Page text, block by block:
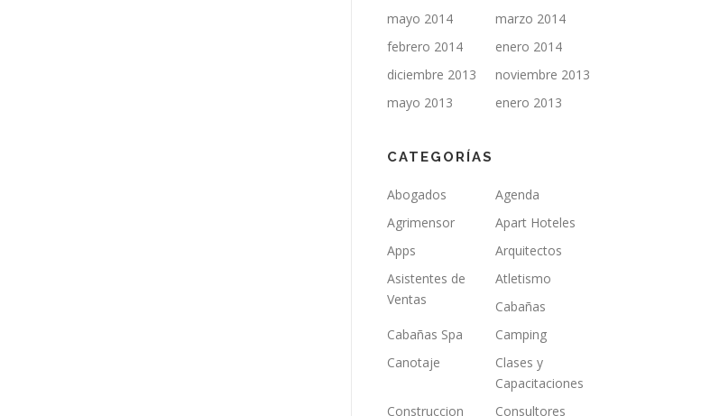
mayo 2014
marzo 2014
febrero 2014
enero 2014
diciembre 2013
noviembre 2013
mayo 2013
enero 2013
CATEGORÍAS
Abogados
Agenda
Agrimensor
Apart Hoteles
Apps
Arquitectos
Asistentes de
Ventas
Atletismo
Cabañas
Cabañas Spa
Camping
Canotaje
Clases y
Capacitaciones
Construccion
Consultores